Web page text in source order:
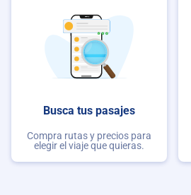
Busca tus pasajes
Compra rutas y precios para
elegir el viaje que quieras.